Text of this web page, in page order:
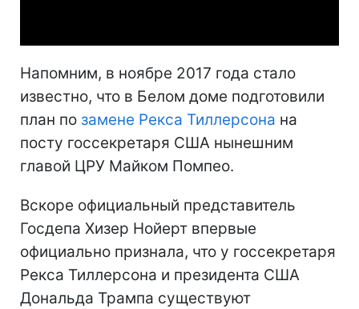
Напомним, в ноябре 2017 года стало
известно, что в Белом доме подготовили
план по замене Рекса Тиллерсона на
посту госсекретаря США нынешним
главой ЦРУ Майком Помпео.
Вскоре официальный представитель
Госдепа Хизер Нойерт впервые
официально признала, что у госсекретаря
Рекса Тиллерсона и президента США
Дональда Трампа существуют